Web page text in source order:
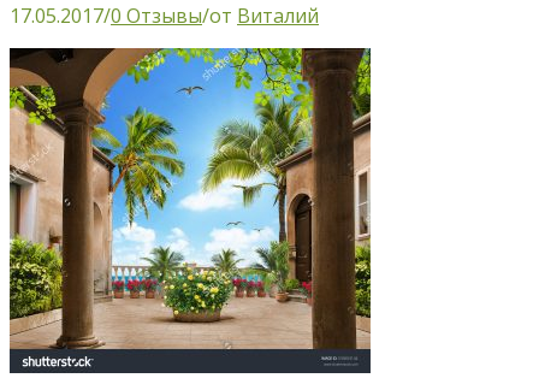
17.05.2017/0 Отзывы/от Виталий